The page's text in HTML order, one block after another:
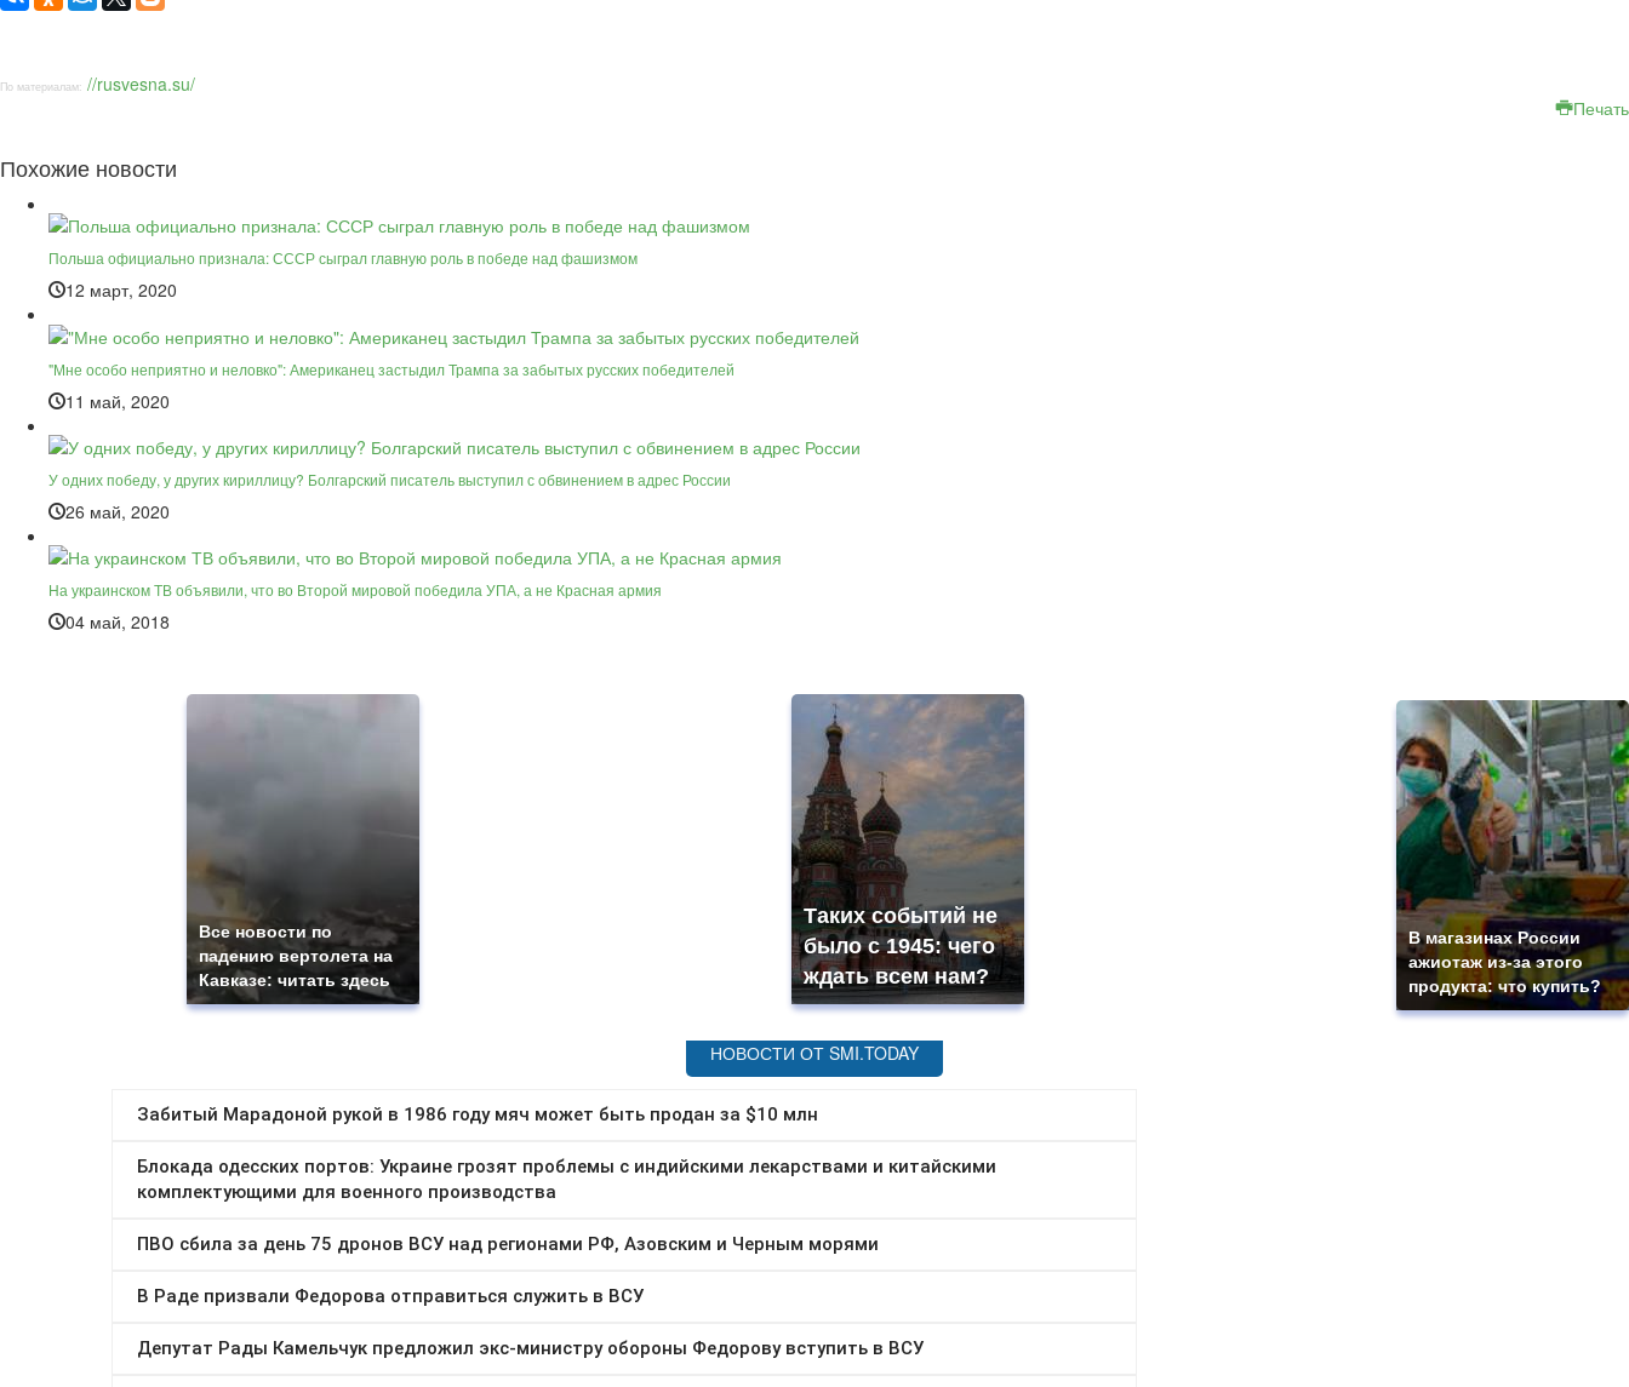
По материалам: //rusvesna.su/
Печать
Похожие новости
Польша официально признала: СССР сыграл главную роль в победе над фашизмом
12 март, 2020
"Мне особо неприятно и неловко": Американец застыдил Трампа за забытых русских победителей
11 май, 2020
У одних победу, у других кириллицу? Болгарский писатель выступил с обвинением в адрес России
26 май, 2020
На украинском ТВ объявили, что во Второй мировой победила УПА, а не Красная армия
04 май, 2018
Все новости по
падению вертолета на
Кавказе: читать здесь
Таких событий не
было с 1945: чего
ждать всем нам?
В магазинах России
ажиотаж из-за этого
продукта: что купить?